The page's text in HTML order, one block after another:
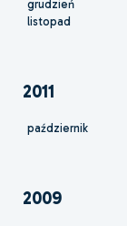
grudzień
listopad
2011
październik
2009